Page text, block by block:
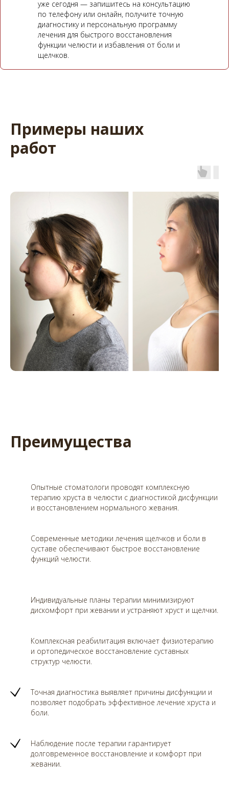
уже сегодня — запишитесь на консультацию
по телефону или онлайн, получите точную
диагностику и персональную программу
лечения для быстрого восстановления
функции челюсти и избавления от боли и
щелчков.
Примеры наших
работ
Преимущества
Опытные стоматологи проводят комплексную
терапию хруста в челюсти с диагностикой дисфункции
и восстановлением нормального жевания.
Современные методики лечения щелчков и боли в
суставе обеспечивают быстрое восстановление
функций челюсти.
Индивидуальные планы терапии минимизируют
дискомфорт при жевании и устраняют хруст и щелчки.
Комплексная реабилитация включает физиотерапию
и ортопедическое восстановление суставных
структур челюсти.
Точная диагностика выявляет причины дисфункции и
позволяет подобрать эффективное лечение хруста и
боли.
Наблюдение после терапии гарантирует
долговременное восстановление и комфорт при
жевании.